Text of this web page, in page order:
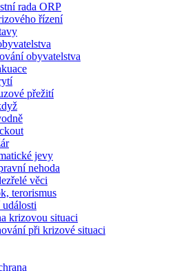
rada ORP
řízení
obyvatelstva
přežití
jevy
nehoda
věci
terorismus
krizovou situaci
při krizové situaci